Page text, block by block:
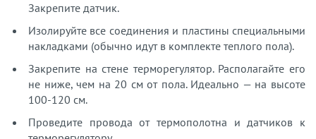
Закрепите датчик.
Изолируйте все соединения и пластины специальными
накладками (обычно идут в комплекте теплого пола).
Закрепите на стене терморегулятор. Располагайте его
не ниже, чем на 20 см от пола. Идеально — на высоте
100-120 см.
Проведите провода от термополотна и датчиков к